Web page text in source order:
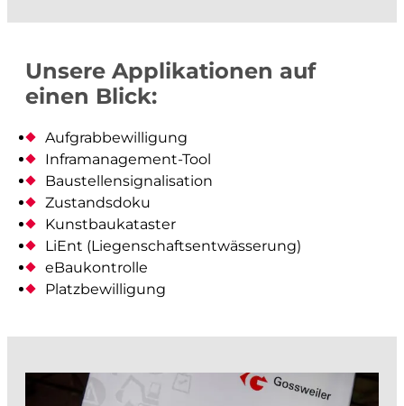
Vertrieb Emlid
prüfen und kontrollieren
Baupolizei
Feuerpolizei
Zivilschutz
Liegenschaftsentwässerung
analysieren und visualisieren
Projekt-Visualisierungen
Unsere Applikationen auf
einen Blick:
Aufgrabbewilligung
Inframanagement-Tool
Baustellensignalisation
Zustandsdoku
Kunstbaukataster
LiEnt (Liegenschaftsentwässerung)
eBaukontrolle
Platzbewilligung